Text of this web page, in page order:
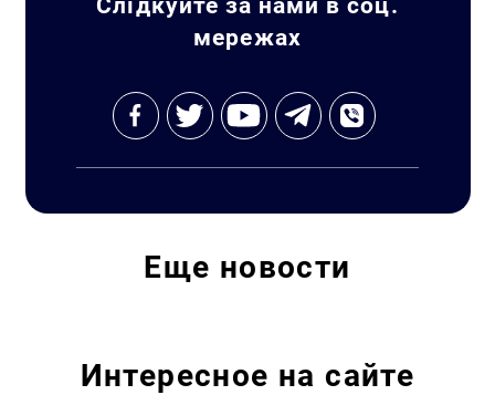
мережах
Еще новости
Интересное на сайте